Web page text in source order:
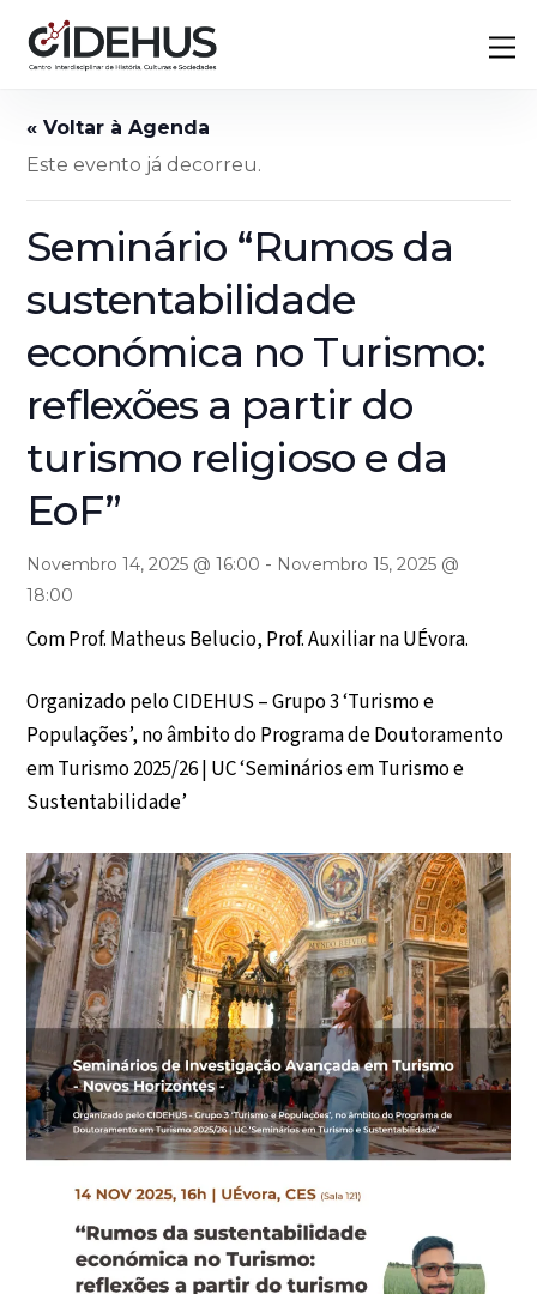
content
Este evento já decorreu.
Seminário “Rumos da
sustentabilidade
económica no Turismo:
reflexões a partir do
turismo religioso e da
EoF”
Novembro 14, 2025 @ 16:00 - Novembro 15, 2025 @
18:00
Com Prof. Matheus Belucio, Prof. Auxiliar na UÉvora.
Organizado pelo CIDEHUS – Grupo 3 ‘Turismo e
Populações’, no âmbito do Programa de Doutoramento
em Turismo 2025/26 | UC ‘Seminários em Turismo e
Sustentabilidade’